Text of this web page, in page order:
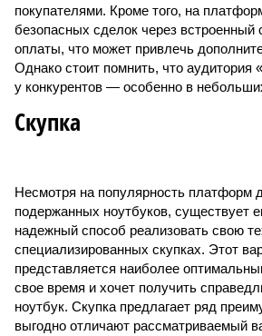
покупателями. Кроме того, на
безопасных сделок через встроенный
оплаты, что может привлечь
Однако стоит помнить, что
у конкурентов — особенно в
Скупка
Несмотря на популярность платформ
подержанных ноутбуков, существует
надежный способ реализовать свою
специализированных скупках. Этот
представляется наиболее
свое время и хочет получить
ноутбук. Скупка предлагает ряд
выгодно отличают рассматриваемый